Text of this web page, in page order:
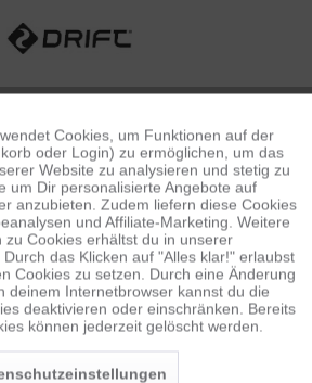
Gutschein sichern
Aktiv
Inaktiv
Inaktiv
Inaktiv
Cookies, um Funktionen auf der
oder Login) zu ermöglichen, um das
Website zu analysieren und stetig zu
um Dir personalisierte Angebote auf
anzubieten. Zudem liefern diese Cookies
und Affiliate-Marketing. Weitere
zu Cookies erhältst du in unserer
das Klicken auf "Alles klar!" erlaubst
Cookies zu setzen. Durch eine Änderung
deinem Internetbrowser kannst du die
deaktivieren oder einschränken. Bereits
können jederzeit gelöscht werden.